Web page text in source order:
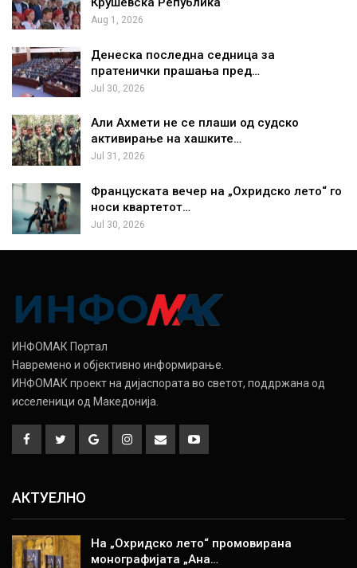
Aug 1, 2026
Денеска последна седница за
пратенички прашања пред…
Jul 30, 2026
Али Ахмети не се плаши од судско
активирање на хашките…
Jul 31, 2026
Француската вечер на „Охридско лето“ го
носи квартетот…
Jul 30, 2026
ИНФОМАК Портал
Навремено и објективно информирање.
ИНФОМАК проект на дијаспората во светот, поддржана од
исселеници од Македонија.
АКТУЕЛНО
На „Охридско лето“ промовирана
монографијата „Ана…